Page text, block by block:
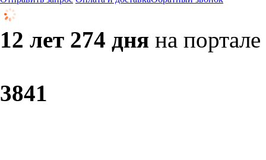
12 лет 274 дня на портале
3841